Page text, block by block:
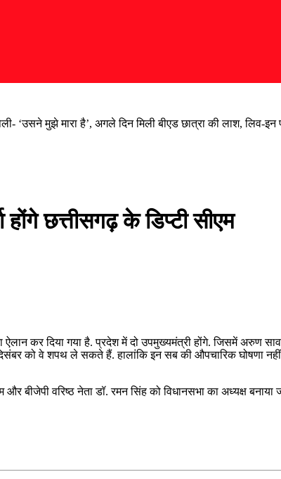
‘उसने मुझे मारा है’, अगले दिन मिली बीएड छात्रा की लाश, लिव-इन
छत्तीसगढ़ के डिप्टी सीएम
कर दिया गया है. प्रदेश में दो उपमुख्यमंत्री होंगे. जिसमें अरुण
को वे शपथ ले सकते हैं. हालांकि इन सब की औपचारिक घोषणा
और बीजेपी वरिष्ठ नेता डॉ. रमन सिंह को विधानसभा का अध्यक्ष बनाया